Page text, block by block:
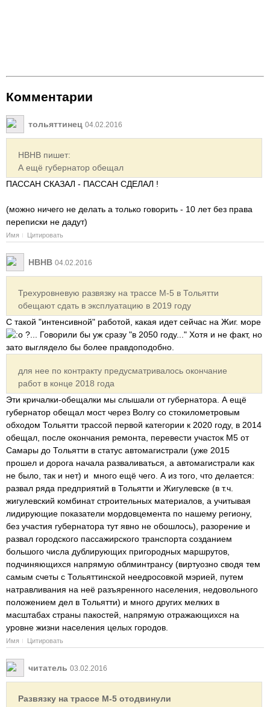
Комментарии
тольяттинец 04.02.2016
HBHB пишет:
А ещё губернатор обещал
ПАССАН СКАЗАЛ - ПАССАН СДЕЛАЛ !
(можно ничего не делать а только говорить - 10 лет без права
переписки не дадут)
Имя Цитировать
HBHB 04.02.2016
Трехуровневую развязку на трассе М-5 в Тольятти
обещают сдать в эксплуатацию в 2019 году
С такой "интенсивной" работой, какая идет сейчас на Жиг. море
?... Говорили бы уж сразу "в 2050 году..." Хотя и не факт, но
зато выглядело бы более правдоподобно.
для нее по контракту предусматривалось окончание
работ в конце 2018 года
Эти кричалки-обещалки мы слышали от губернатора. А ещё
губернатор обещал мост через Волгу со стокилометровым
обходом Тольятти трассой первой категории к 2020 году, в 2014
обещал, после окончания ремонта, перевести участок М5 от
Самары до Тольятти в статус автомагистрали (уже 2015
прошел и дорога начала разваливаться, а автомагистрали как
не было, так и нет) и много ещё чего. А из того, что делается:
развал ряда предприятий в Тольятти и Жигулевске (в т.ч.
жигулевский комбинат строительных материалов, а учитывая
лидирующие показатели мордовцемента по нашему региону,
без участия губернатора тут явно не обошлось), разорение и
развал городского пассажирского транспорта созданием
большого числа дублирующих пригородных маршрутов,
подчиняющихся напрямую облминтрансу (виртуозно сводя тем
самым счеты с Тольяттинской неедросовкой мэрией, путем
натравливания на неё разъяренного населения, недовольного
положением дел в Тольятти) и много других мелких в
масштабах страны пакостей, напрямую отражающихся на
уровне жизни населения целых городов.
Имя Цитировать
читатель 03.02.2016
Развязку на трассе М-5 отодвинули